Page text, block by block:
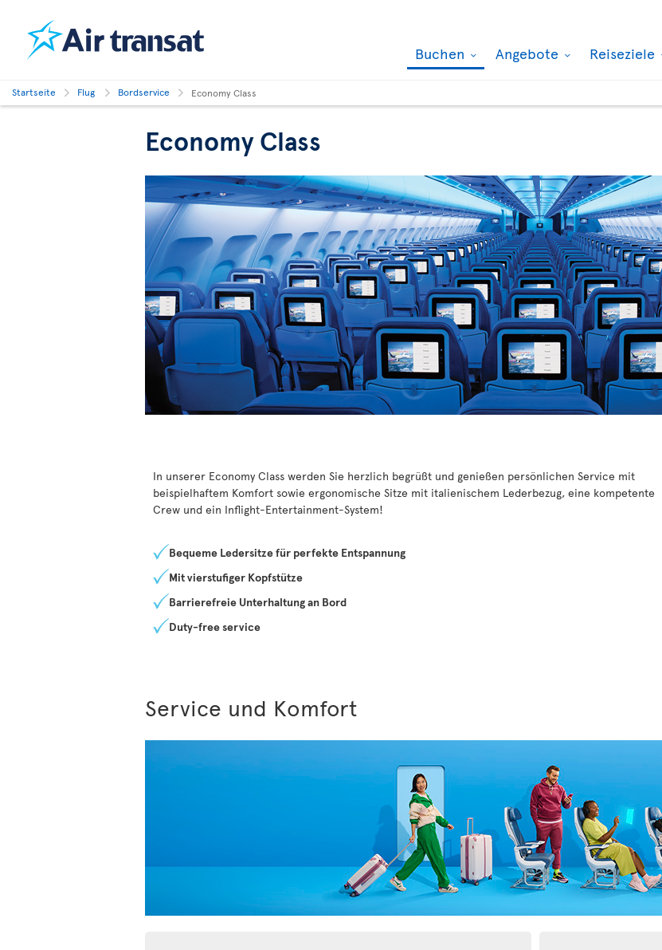
Buchen Angebote Reiseziele
Startseite Flug Bordservice Economy Class
Economy Class
In unserer Economy Class werden Sie herzlich begrüßt und genießen persönlichen Service mit
beispielhaftem Komfort sowie ergonomische Sitze mit italienischem Lederbezug, eine kompetente
Crew und ein Inflight-Entertainment-System!
Bequeme Ledersitze für perfekte Entspannung
Mit vierstufiger Kopfstütze
Barrierefreie Unterhaltung an Bord
Duty-free service
Service und Komfort